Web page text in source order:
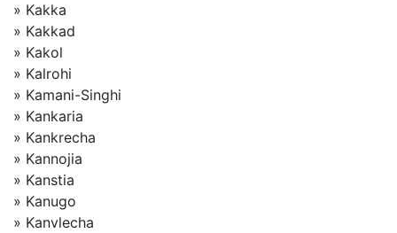
» Kakka
» Kakkad
» Kakol
» Kalrohi
» Kamani-Singhi
» Kankaria
» Kankrecha
» Kannojia
» Kanstia
» Kanugo
» Kanvlecha